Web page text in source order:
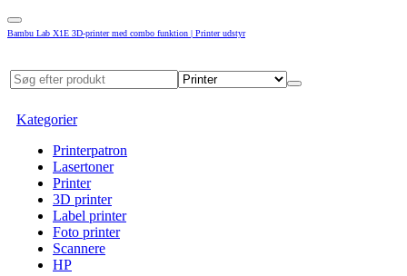
Bambu Lab X1E 3D-printer med combo funktion | Printer udstyr
Kategorier
Printerpatron
Lasertoner
Printer
3D printer
Label printer
Foto printer
Scannere
HP